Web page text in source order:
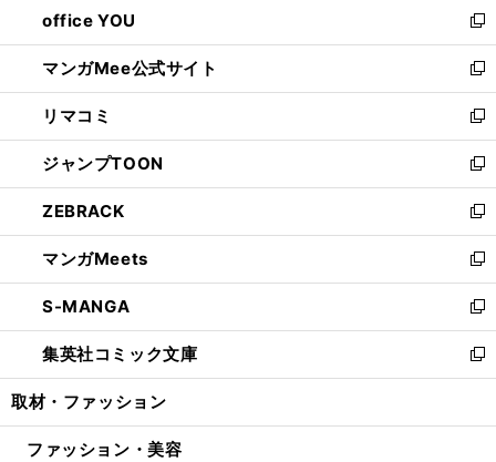
く
で
開
く
ィ
ン
ド
ウ
で
開
く
い
ウ
ィ
ン
ド
ウ
で
開
く
office YOU
新
し
い
ウ
ィ
ン
ド
ウ
で
開
く
マンガMee公式サイト
新
し
い
ウ
ィ
ン
ド
ウ
で
開
く
リマコミ
新
し
い
ウ
ィ
ン
ド
ウ
で
開
く
ジャンプTOON
新
し
い
ウ
ィ
ン
ド
ウ
で
開
ZEBRACK
新
し
い
ウ
ィ
ン
ド
ウ
開
マンガMeets
新
し
い
ウ
ィ
ン
ウ
S-MANGA
新
し
い
ウ
ン
集英社コミック文庫
新
し
ウ
取材・ファッション
ファッション・美容